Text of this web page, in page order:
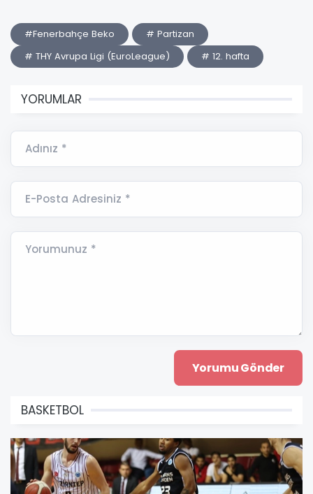
#Fenerbahçe Beko
# Partizan
# THY Avrupa Ligi (EuroLeague)
# 12. hafta
YORUMLAR
Adınız *
E-Posta Adresiniz *
Yorumunuz *
BASKETBOL